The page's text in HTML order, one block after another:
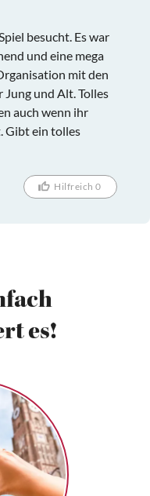
besucht. Es war
und eine mega
mit den
und Alt. Tolles
auch wenn ihr
Gibt ein tolles
Hilfreich 0
es!